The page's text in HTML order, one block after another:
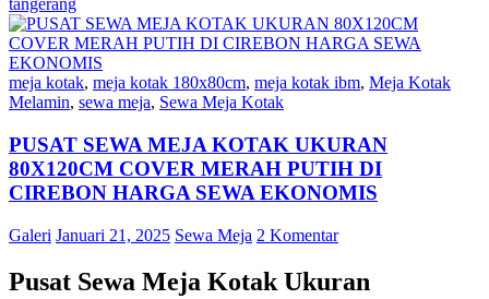
tangerang
meja kotak, meja kotak 180x80cm, meja kotak ibm, Meja Kotak
Melamin, sewa meja, Sewa Meja Kotak
PUSAT SEWA MEJA KOTAK UKURAN
80X120CM COVER MERAH PUTIH DI
CIREBON HARGA SEWA EKONOMIS
Galeri Januari 21, 2025 Sewa Meja 2 Komentar
Pusat Sewa Meja Kotak Ukuran